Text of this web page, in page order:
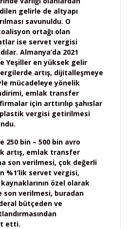
gelirle de altyapı
savunuldu. O
ortağı olan
ise servet vergisi
Almanya’da 2021
Yeşiller en yüksek gelir
artış, dijitalleşmeye
mücadeleye yönelik
emlak transfer
için arttırılıp şahıslar
plastik vergisi getirilmesi
250 bin – 500 bin avro
artış, emlak transfer
son verilmesi, çok değerli
%1’lik servet vergisi,
özel olarak
verilmesi, buradan
bütçeden ve
etti.